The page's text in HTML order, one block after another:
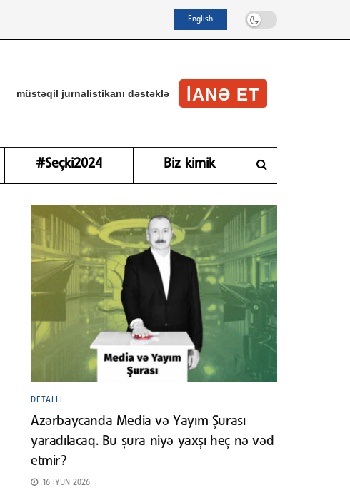
English
müstəqil jurnalistikanı dəstəklə IANƏ ET
#Seçki2024 Biz kimik
DETALLI
Azərbaycanda Media və Yayım Şurası
yaradılacaq. Bu şura niyə yaxşı heç nə vəd
etmir?
16 İYUN 2026